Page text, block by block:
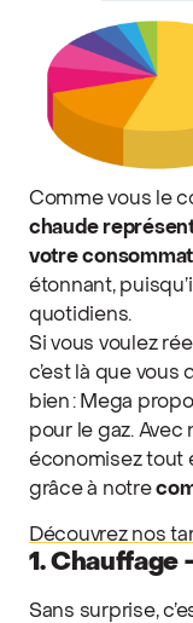
Comme vous le
chaude
votre
étonnant,
quotidiens.
Si vous voulez
c’est là que vous
bien : Mega
pour le gaz. Avec
économisez tout
grâce à notre
Découvrez nos
1. Chauffage
Sans surprise,